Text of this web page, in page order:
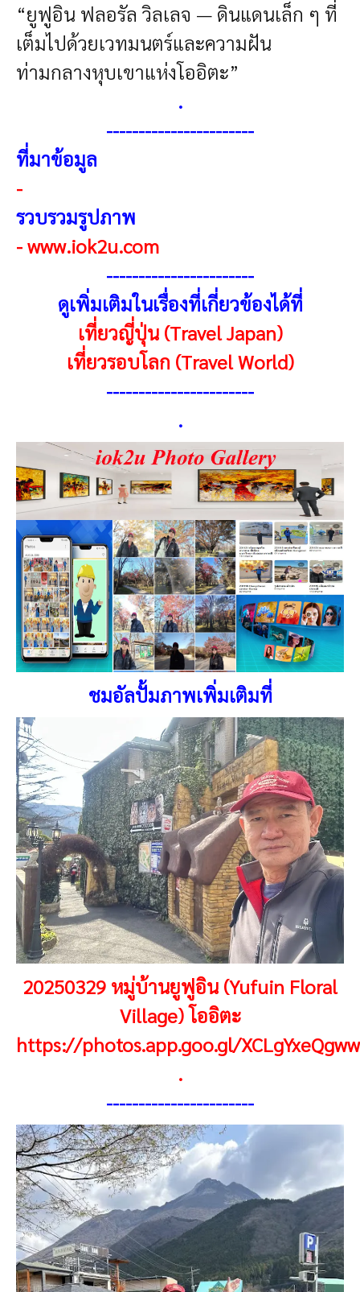
“ยูฟูอิน ฟลอรัล วิลเลจ — ดินแดนเล็ก ๆ ที่
เต็มไปด้วยเวทมนตร์และความฝัน
ท่ามกลางหุบเขาแห่งโออิตะ”
.
-----------------------
ที่มาข้อมูล
-
รวบรวมรูปภาพ
-www.iok2u.com
-----------------------
ดูเพิ่มเติมในเรื่องที่เกี่ยวข้องได้ที่
เที่ยวญี่ปุ่น (Travel Japan)
เที่ยวรอบโลก (Travel World)
-----------------------
.
ชมอัลปั้มภาพเพิ่มเติมที่
20250329 หมู่บ้านยูฟูอิน (Yufuin Floral
Village) โออิตะ
https://photos.app.goo.gl/
.
-----------------------